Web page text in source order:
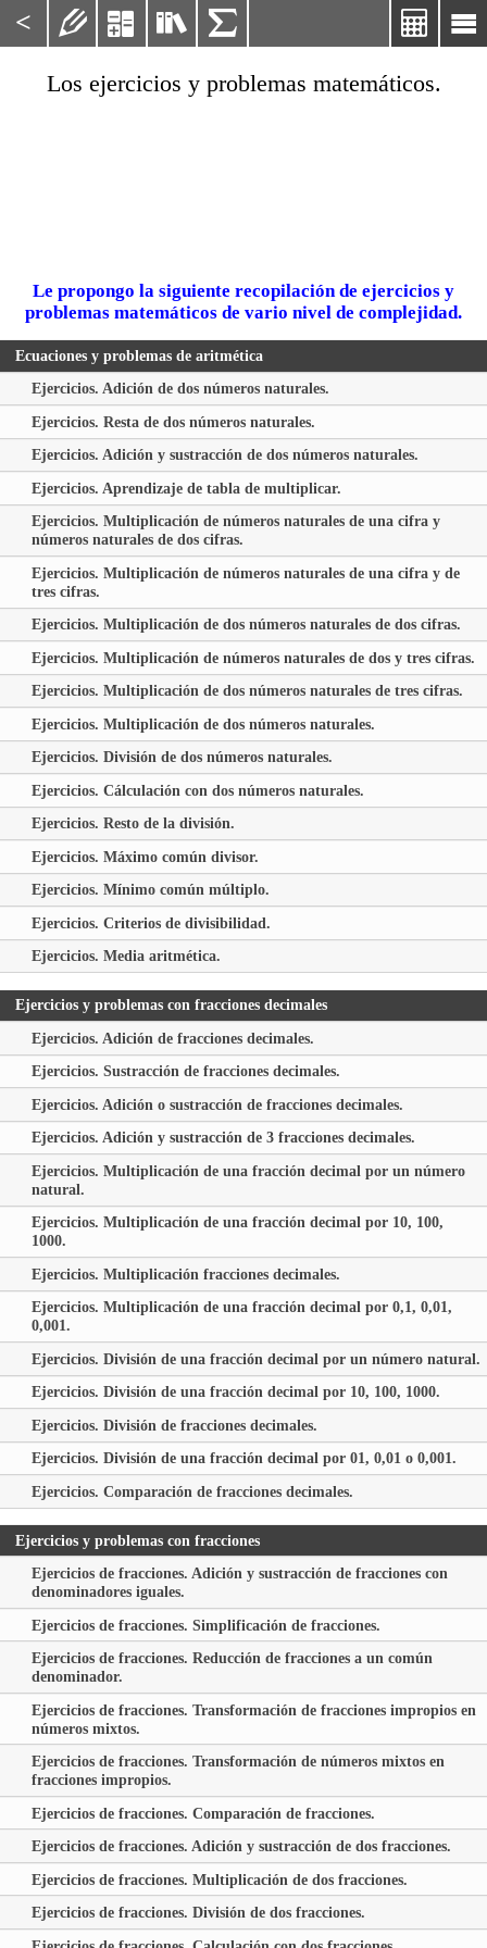
< 

   
Los ejercicios y problemas matemáticos.
Le propongo la siguiente recopilación de ejercicios y
problemas matemáticos de vario nivel de complejidad.
Ecuaciones y problemas de aritmética
Ejercicios. Adición de dos números naturales.
Ejercicios. Resta de dos números naturales.
Ejercicios. Adición y sustracción de dos números naturales.
Ejercicios. Aprendizaje de tabla de multiplicar.
Ejercicios. Multiplicación de números naturales de una cifra y
números naturales de dos cifras.
Ejercicios. Multiplicación de números naturales de una cifra y de
tres cifras.
Ejercicios. Multiplicación de dos números naturales de dos cifras.
Ejercicios. Multiplicación de números naturales de dos y tres cifras.
Ejercicios. Multiplicación de dos números naturales de tres cifras.
Ejercicios. Multiplicación de dos números naturales.
Ejercicios. División de dos números naturales.
Ejercicios. Cálculación con dos números naturales.
Ejercicios. Resto de la división.
Ejercicios. Máximo común divisor.
Ejercicios. Mínimo común múltiplo.
Ejercicios. Criterios de divisibilidad.
Ejercicios. Media aritmética.
Ejercicios y problemas con fracciones decimales
Ejercicios. Adición de fracciones decimales.
Ejercicios. Sustracción de fracciones decimales.
Ejercicios. Adición o sustracción de fracciones decimales.
Ejercicios. Adición y sustracción de 3 fracciones decimales.
Ejercicios. Multiplicación de una fracción decimal por un número
natural.
Ejercicios. Multiplicación de una fracción decimal por 10, 100,
1000.
Ejercicios. Multiplicación fracciones decimales.
Ejercicios. Multiplicación de una fracción decimal por 0,1, 0,01,
0,001.
Ejercicios. División de una fracción decimal por un número natural.
Ejercicios. División de una fracción decimal por 10, 100, 1000.
Ejercicios. División de fracciones decimales.
Ejercicios. División de una fracción decimal por 01, 0,01 o 0,001.
Ejercicios. Comparación de fracciones decimales.
Ejercicios y problemas con fracciones
Ejercicios de fracciones. Adición y sustracción de fracciones con
denominadores iguales.
Ejercicios de fracciones. Simplificación de fracciones.
Ejercicios de fracciones. Reducción de fracciones a un común
denominador.
Ejercicios de fracciones. Transformación de fracciones impropios en
números mixtos.
Ejercicios de fracciones. Transformación de números mixtos en
fracciones impropios.
Ejercicios de fracciones. Comparación de fracciones.
Ejercicios de fracciones. Adición y sustracción de dos fracciones.
Ejercicios de fracciones. Multiplicación de dos fracciones.
Ejercicios de fracciones. División de dos fracciones.